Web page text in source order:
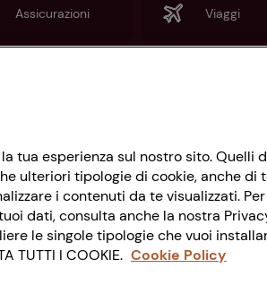
Assicurazioni Viaggi
Privacy
Cookie Policy
Accessibilità
tua esperienza sul nostro sito.
ulteriori tipologie di cookie, anche
i contenuti da te visualizzati.
dati, consulta anche la nostra
le singole tipologie che vuoi
TUTTI I COOKIE. Cookie Policy